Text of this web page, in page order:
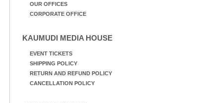
OUR OFFICES
CORPORATE OFFICE
KAUMUDI MEDIA HOUSE
EVENT TICKETS
SHIPPING POLICY
RETURN AND REFUND POLICY
CANCELLATION POLICY